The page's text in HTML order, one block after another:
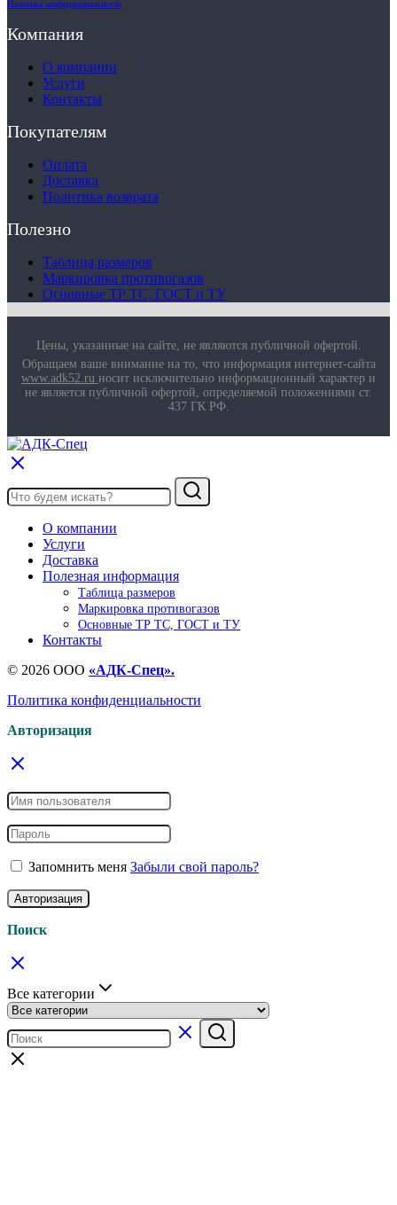
Политика конфиденциальности
Компания
О компании
Услуги
Контакты
Покупателям
Оплата
Доставка
Политика возврата
Полезно
Таблица размеров
Маркировка противогазов
Основные ТР ТС, ГОСТ и ТУ
Цены, указанные на сайте, не являются публичной офертой.
Обращаем ваше внимание на то, что информация интернет-сайта
www.adk52.ru носит исключительно информационный характер и
не является публичной офертой, определяемой положениями ст.
437 ГК РФ.
О компании
Услуги
Доставка
Полезная информация
Таблица размеров
Маркировка противогазов
Основные ТР ТС, ГОСТ и ТУ
Контакты
© 2026 ООО «AДК-Спец».
Политика конфиденциальности
Авторизация
Запомнить меня Забыли свой пароль?
Авторизация
Поиск
Все категории